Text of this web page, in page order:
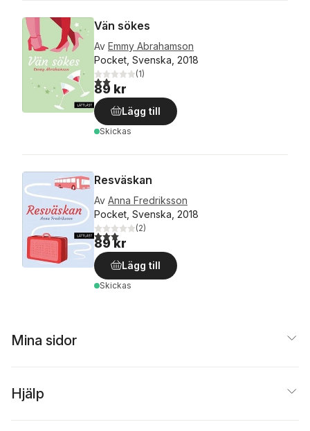
Vän sökes
Av Emmy Abrahamson
Pocket, Svenska, 2018
2,0utav 5 stjärnor. Totalt antal röster:
(1)
89 kr
Lägg till
Skickas
Resväskan
Av Anna Fredriksson
Pocket, Svenska, 2018
3,0utav 5 stjärnor. Totalt antal röster:
(2)
89 kr
Lägg till
Skickas
Mina sidor
Hjälp